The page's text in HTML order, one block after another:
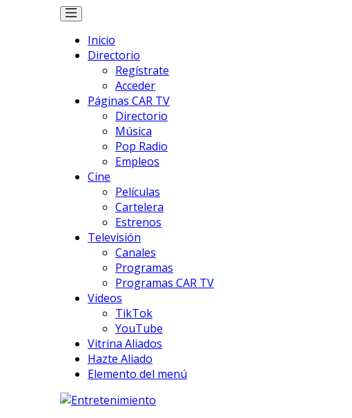
Inicio
Directorio
Regístrate
Acceder
Páginas CAR TV
Directorio
Música
Pop Radio
Empleos
Cine
Películas
Cartelera
Estrenos
Televisión
Canales
Programas
Programas CAR TV
Videos
TikTok
YouTube
Vitrina Aliados
Hazte Aliado
Elemento del menú